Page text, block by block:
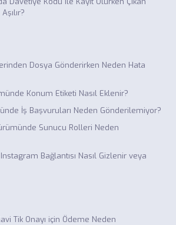
Dosya Gönderirken Neden Hata
Konum Etiketi Nasıl Eklenir?
İş Başvuruları Neden Gönderilemiyor?
Sunucu Rolleri Neden
Bağlantısı Nasıl Gizlenir veya
Tik Onayı için Ödeme Neden